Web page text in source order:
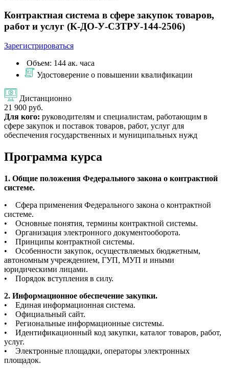
Контрактная система в сфере закупок товаров,
работ и услуг (К-ДО-У-СЗТРУ-144-2506)
Зарегистрироваться
Объем: 144 ак. часа
Удостоверение о повышении квалификации
Дистанционно
21 900 руб.
Для кого: руководителям и специалистам, работающим в
сфере закупок и поставок товаров, работ, услуг для
обеспечения государственных и муниципальных нужд
Программа курса
1. Общие положения Федерального закона о контрактной
системе.
• Сфера применения Федерального закона о контрактной
системе.
• Основные понятия, термины контрактной системы.
• Организация электронного документооборота.
• Принципы контрактной системы.
• Особенности закупок, осуществляемых бюджетным,
автономным учреждением, ГУП, МУП и иными
юридическими лицами.
• Порядок вступления в силу.
2. Информационное обеспечение закупки.
• Единая информационная система.
• Официальный сайт.
• Региональные информационные системы.
• Идентификационный код закупки, каталог товаров, работ,
услуг.
• Электронные площадки, операторы электронных
площадок.